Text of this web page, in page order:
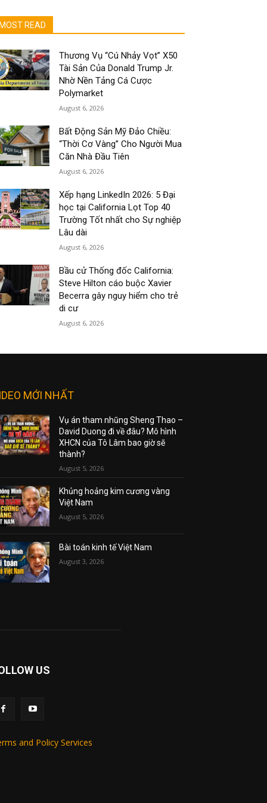
MOST READ
Thương Vụ “Cú Nhảy Vọt” X50
Tài Sản Của Donald Trump Jr.
Nhờ Nền Tảng Cá Cược
Polymarket
August 6, 2026
Bất Động Sản Mỹ Đảo Chiều:
“Thời Cơ Vàng” Cho Người Mua
Căn Nhà Đầu Tiên
August 6, 2026
Xếp hạng LinkedIn 2026: 5 Đại
học tại California Lọt Top 40
Trường Tốt nhất cho Sự nghiệp
Lâu dài
August 6, 2026
Bầu cử Thống đốc California:
Steve Hilton cáo buộc Xavier
Becerra gây nguy hiểm cho trẻ
di cư
August 6, 2026
MỚI NHẤT
Vụ án tham nhũng Sheng Thao –
David Duong đi về đâu? Mô hình
XHCN của Tô Lâm bao giờ sẽ
thành?
August 5, 2026
Khủng hoảng kim cương vàng
Việt Nam
August 5, 2026
Bài toán kinh tế Việt Nam
August 3, 2026
US
and Policy Services